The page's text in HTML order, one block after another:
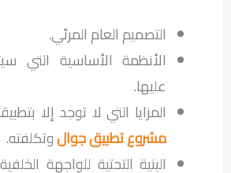
التصميم العام المرئي.
الأنظمة الأساسية التي
عليها.
المزايا التي لا توجد إلا
مشروع تطبيق جوالوتكلفته.
البنية التحتية للواجهة